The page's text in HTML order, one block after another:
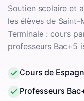
Soutien scolaire et
les élèves de Saint-
Terminale : cours
professeurs Bac+5
Cours de
Professeurs